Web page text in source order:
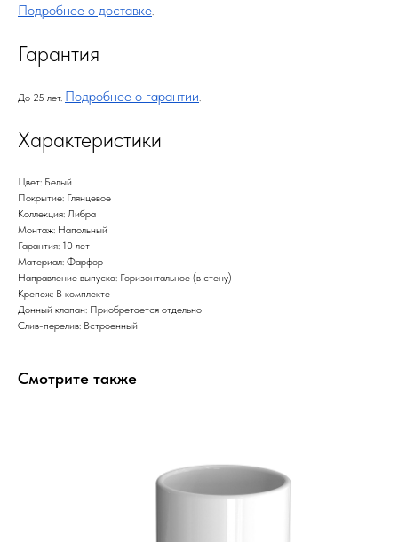
Подробнее о доставке.
Гарантия
До 25 лет. Подробнее о гарантии.
Характеристики
Цвет: Белый
Покрытие: Глянцевое
Коллекция: Либра
Монтаж: Напольный
Гарантия: 10 лет
Материал: Фарфор
Направление выпуска: Горизонтальное (в стену)
Крепеж: В комплекте
Донный клапан: Приобретается отдельно
Слив-перелив: Встроенный
Смотрите также